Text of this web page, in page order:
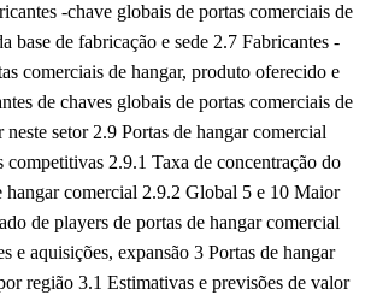
-chave globais de portas comerciais de
base de fabricação e sede 2.7 Fabricantes -
comerciais de hangar, produto oferecido e
de chaves globais de portas comerciais de
neste setor 2.9 Portas de hangar comercial
competitivas 2.9.1 Taxa de concentração do
hangar comercial 2.9.2 Global 5 e 10 Maior
de players de portas de hangar comercial
e aquisições, expansão 3 Portas de hangar
região 3.1 Estimativas e previsões de valor